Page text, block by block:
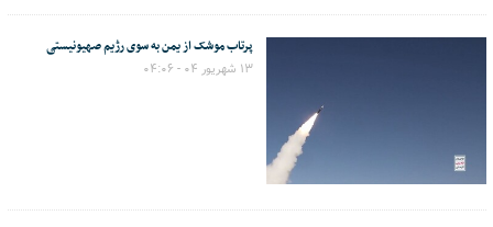
پرتاب موشک از یمن به سوی رژیم صهیونیستی
۱۳ شهریور ۰۴ - ۰۴:۰۶